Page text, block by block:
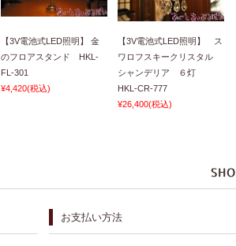
【3V電池式LED照明】 金
のフロアスタンド HKL-
FL-301
¥4,420(税込)
【3V電池式LED照明】 ス
ワロフスキークリスタル
シャンデリア ６灯
HKL-CR-777
¥26,400(税込)
お支払い方法